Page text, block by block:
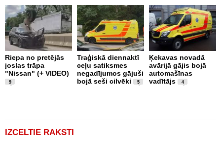
Riepa no pretējās
joslas trāpa
"Nissan" (+ VIDEO)
9
Traģiskā diennaktī
ceļu satiksmes
negadījumos gājuši
bojā seši cilvēki
5
Ķekavas novadā
avārijā gājis bojā
automašīnas
vadītājs
4
IZCELTIE RAKSTI